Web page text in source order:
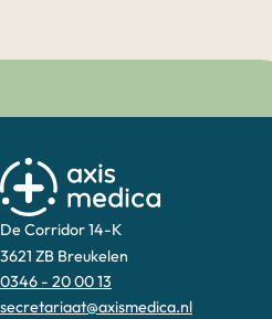
De Corridor 14-K
3621 ZB Breukelen
0346 - 20 00 13
secretariaat@axismedica.nl